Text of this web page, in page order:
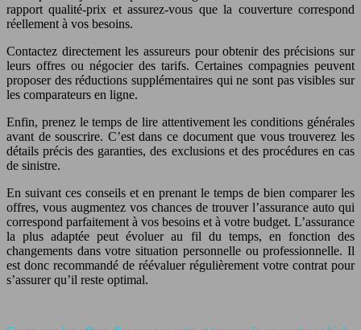
rapport qualité-prix et assurez-vous que la couverture correspond
réellement à vos besoins.
Contactez directement les assureurs pour obtenir des précisions sur
leurs offres ou négocier des tarifs. Certaines compagnies peuvent
proposer des réductions supplémentaires qui ne sont pas visibles sur
les comparateurs en ligne.
Enfin, prenez le temps de lire attentivement les conditions générales
avant de souscrire. C’est dans ce document que vous trouverez les
détails précis des garanties, des exclusions et des procédures en cas
de sinistre.
En suivant ces conseils et en prenant le temps de bien comparer les
offres, vous augmentez vos chances de trouver l’assurance auto qui
correspond parfaitement à vos besoins et à votre budget. L’assurance
la plus adaptée peut évoluer au fil du temps, en fonction des
changements dans votre situation personnelle ou professionnelle. Il
est donc recommandé de réévaluer régulièrement votre contrat pour
s’assurer qu’il reste optimal.